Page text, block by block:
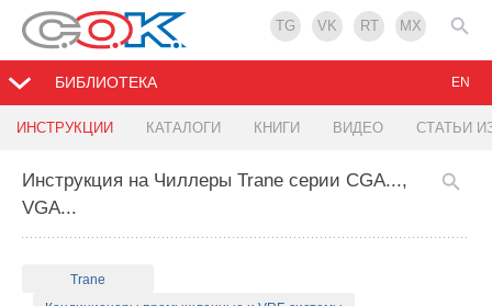
TG VK RT MX
БИБЛИОТЕКА
ИНСТРУКЦИИ КАТАЛОГИ КНИГИ ВИДЕО СТАТЬИ
EN
Инструкция на Чиллеры Trane серии CGA...,
VGA...
Trane